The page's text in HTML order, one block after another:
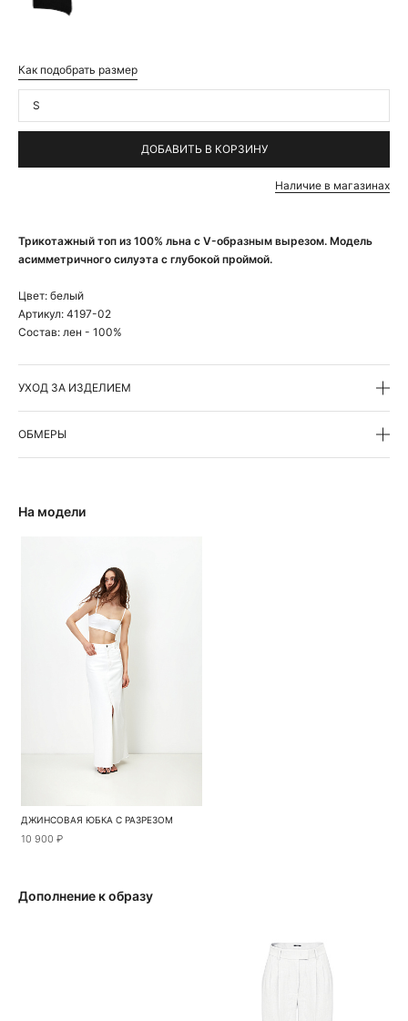
Трикотажный топ из 100% льна с V-образным вырезом. Модель
асимметричного силуэта с глубокой проймой.
Цвет: белый
Артикул: 4197-02
Состав: лен - 100%
УХОД ЗА ИЗДЕЛИЕМ
ОБМЕРЫ
Как подобрать размер
S
ДОБАВИТЬ В КОРЗИНУ
Наличие в магазинах
На модели
ДЖИНСОВАЯ ЮБКА С РАЗРЕЗОМ
10 900 ₽
Дополнение к образу